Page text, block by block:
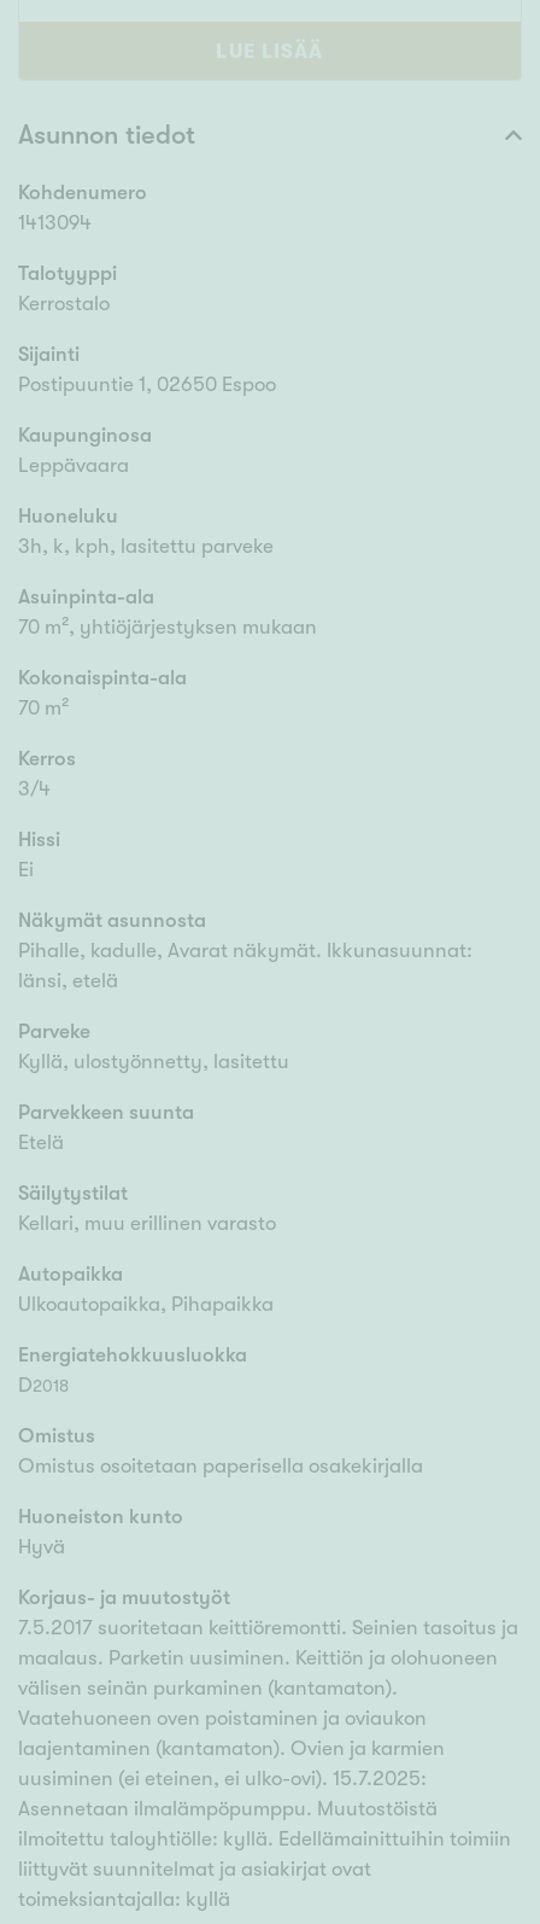
LUE LISÄÄ
Asunnon tiedot
Kohdenumero
1413094
Talotyyppi
Kerrostalo
Sijainti
Postipuuntie 1, 02650 Espoo
Kaupunginosa
Leppävaara
Huoneluku
3h, k, kph, lasitettu parveke
Asuinpinta-ala
70 m², yhtiöjärjestyksen mukaan
Kokonaispinta-ala
70 m²
Kerros
3/4
Hissi
Ei
Näkymät asunnosta
Pihalle, kadulle, Avarat näkymät. Ikkunasuunnat:
länsi, etelä
Parveke
Kyllä, ulostyönnetty, lasitettu
Parvekkeen suunta
Etelä
Säilytystilat
Kellari, muu erillinen varasto
Autopaikka
Ulkoautopaikka, Pihapaikka
Energiatehokkuusluokka
D2018
Omistus
Omistus osoitetaan paperisella osakekirjalla
Huoneiston kunto
Hyvä
Korjaus- ja muutostyöt
7.5.2017 suoritetaan keittiöremontti. Seinien tasoitus ja
maalaus. Parketin uusiminen. Keittiön ja olohuoneen
välisen seinän purkaminen (kantamaton).
Vaatehuoneen oven poistaminen ja oviaukon
laajentaminen (kantamaton). Ovien ja karmien
uusiminen (ei eteinen, ei ulko-ovi). 15.7.2025:
Asennetaan ilmalämpöpumppu. Muutostöistä
ilmoitettu taloyhtiölle: kyllä. Edellämainittuihin toimiin
liittyvät suunnitelmat ja asiakirjat ovat
toimeksiantajalla: kyllä